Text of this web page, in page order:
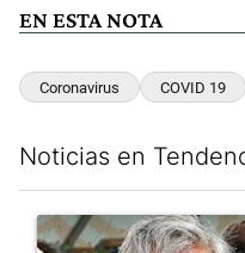
EN ESTA NOTA
Coronavirus COVID 19
Noticias en
Un artículo de tendencia